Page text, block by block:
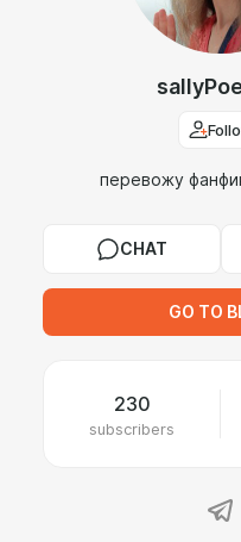
перевожу
CHAT
GO TO
230
subscribers